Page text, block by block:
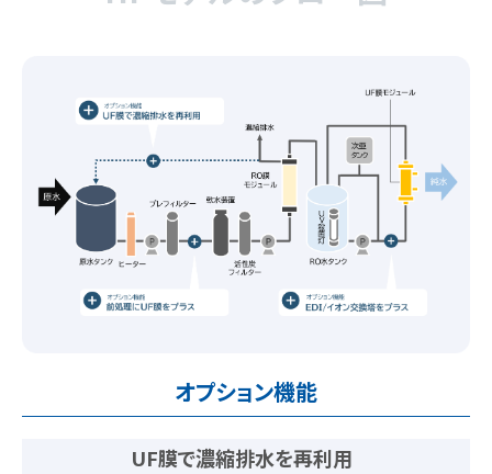
オプション機能
UF膜で濃縮排水を再利用